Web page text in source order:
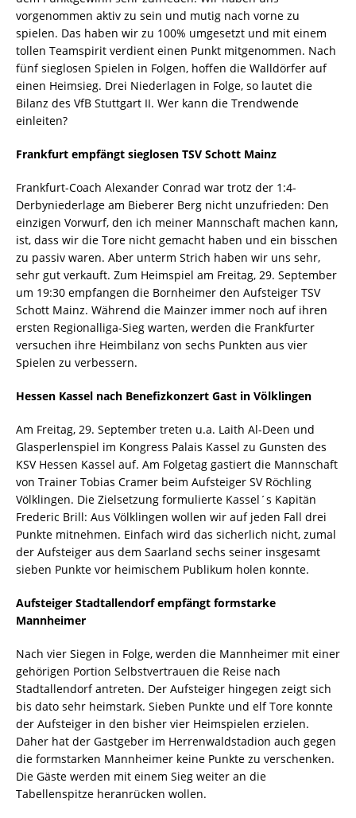
vorgenommen aktiv zu sein und mutig nach vorne zu
spielen. Das haben wir zu 100% umgesetzt und mit einem
tollen Teamspirit verdient einen Punkt mitgenommen. Nach
fünf sieglosen Spielen in Folgen, hoffen die Walldörfer auf
einen Heimsieg. Drei Niederlagen in Folge, so lautet die
Bilanz des VfB Stuttgart II. Wer kann die Trendwende
einleiten?
Frankfurt empfängt sieglosen TSV Schott Mainz
Frankfurt-Coach Alexander Conrad war trotz der 1:4-
Derbyniederlage am Bieberer Berg nicht unzufrieden: Den
einzigen Vorwurf, den ich meiner Mannschaft machen kann,
ist, dass wir die Tore nicht gemacht haben und ein bisschen
zu passiv waren. Aber unterm Strich haben wir uns sehr,
sehr gut verkauft. Zum Heimspiel am Freitag, 29. September
um 19:30 empfangen die Bornheimer den Aufsteiger TSV
Schott Mainz. Während die Mainzer immer noch auf ihren
ersten Regionalliga-Sieg warten, werden die Frankfurter
versuchen ihre Heimbilanz von sechs Punkten aus vier
Spielen zu verbessern.
Hessen Kassel nach Benefizkonzert Gast in Völklingen
Am Freitag, 29. September treten u.a. Laith Al-Deen und
Glasperlenspiel im Kongress Palais Kassel zu Gunsten des
KSV Hessen Kassel auf. Am Folgetag gastiert die Mannschaft
von Trainer Tobias Cramer beim Aufsteiger SV Röchling
Völklingen. Die Zielsetzung formulierte Kassel´s Kapitän
Frederic Brill: Aus Völklingen wollen wir auf jeden Fall drei
Punkte mitnehmen. Einfach wird das sicherlich nicht, zumal
der Aufsteiger aus dem Saarland sechs seiner insgesamt
sieben Punkte vor heimischem Publikum holen konnte.
Aufsteiger Stadtallendorf empfängt formstarke
Mannheimer
Nach vier Siegen in Folge, werden die Mannheimer mit einer
gehörigen Portion Selbstvertrauen die Reise nach
Stadtallendorf antreten. Der Aufsteiger hingegen zeigt sich
bis dato sehr heimstark. Sieben Punkte und elf Tore konnte
der Aufsteiger in den bisher vier Heimspielen erzielen.
Daher hat der Gastgeber im Herrenwaldstadion auch gegen
die formstarken Mannheimer keine Punkte zu verschenken.
Die Gäste werden mit einem Sieg weiter an die
Tabellenspitze heranrücken wollen.